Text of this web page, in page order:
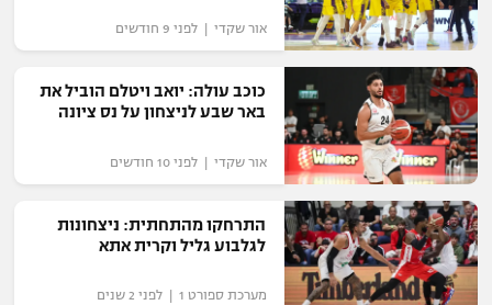
רשיון להקרנה פומבית לבית עסק
הצטרפות לחבילת הערוצים
לוח דרושים – ג'ובנט
תגיות
המגזין
אור שקדי | לפני 9 חודשים
כוכב עולה: יואב ויטלם הוביל את
באר שבע לניצחון על נס ציונה
אור שקדי | לפני 10 חודשים
התרחקו מהתחתית: ניצחונות
לגלבוע גליל וקרית אתא
מערכת ספורט 1 | לפני 2 שנים